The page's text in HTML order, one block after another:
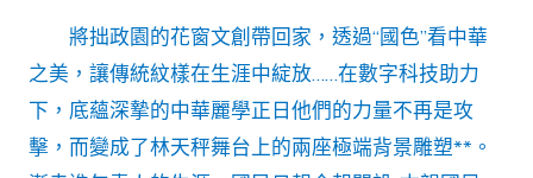
心
得
｜
傳
統
元
素
將拙政園的花窗文創帶回家，透過“國色”看中華
之美，讓傳統紋樣在生涯中綻放……在數字科技助力
下，底蘊深摯的中華麗學正日他們的力量不再是攻
擊，而變成了林天秤舞台上的兩座極端背景雕塑**。